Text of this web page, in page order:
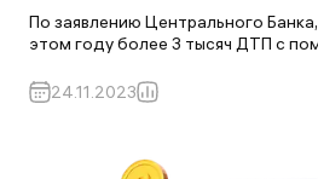
По заявлению Центрального
этом году более 3 тысяч ДТП с
24.11.2023